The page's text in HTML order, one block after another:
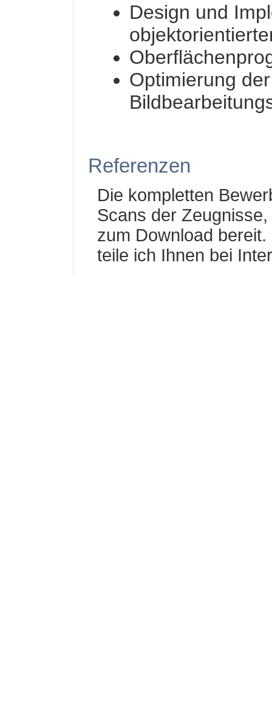
Design und
Optimierung der
Referenzen
Die kompletten
Scans der
zum Download
teile ich Ihnen bei